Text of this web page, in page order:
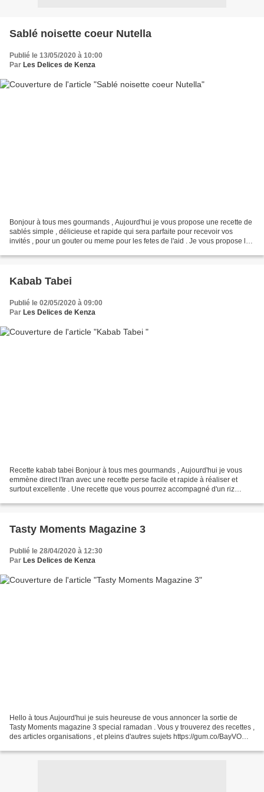
Sablé noisette coeur Nutella
Publié le 13/05/2020 à 10:00
Par Les Delices de Kenza
Bonjour à tous mes gourmands , Aujourd'hui je vous propose une recette de
sablés simple , délicieuse et rapide qui sera parfaite pour recevoir vos
invités , pour un gouter ou meme pour les fetes de l'aid . Je vous propose la
Kabab Tabei
Publié le 02/05/2020 à 09:00
Par Les Delices de Kenza
Recette kabab tabei Bonjour à tous mes gourmands , Aujourd'hui je vous
emmène direct l'Iran avec une recette perse facile et rapide à réaliser et
surtout excellente . Une recette que vous pourrez accompagné d'un riz
Tasty Moments Magazine 3
Publié le 28/04/2020 à 12:30
Par Les Delices de Kenza
Hello à tous Aujourd'hui je suis heureuse de vous annoncer la sortie de
Tasty Moments magazine 3 special ramadan . Vous y trouverez des recettes ,
des articles organisations , et pleins d'autres sujets https://gum.co/BayVO